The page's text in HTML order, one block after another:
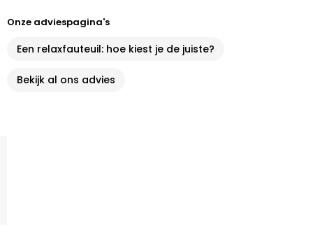
Onze adviespagina's
Een relaxfauteuil: hoe kiest je de juiste?
Bekijk al ons advies